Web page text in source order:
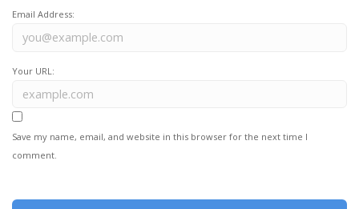
Email Address:
Your URL:
Save my name, email, and website in this browser for the next time I
comment.